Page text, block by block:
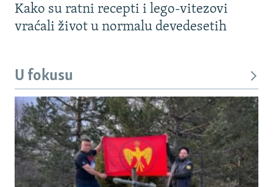
Kako su ratni recepti i lego-vitezovi
vraćali život u normalu devedesetih
U fokusu